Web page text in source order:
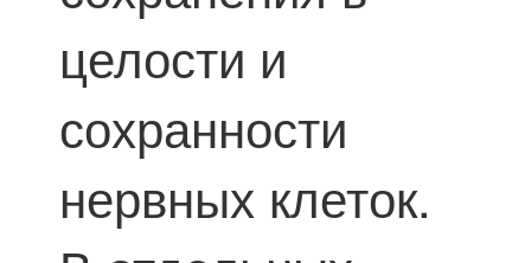
целости и
сохранности
нервных клеток.